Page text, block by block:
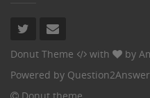
Donut Theme with by
Powered by Question2Answer